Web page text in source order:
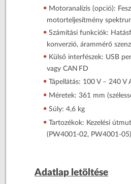
Motoranalízis (opció):
motorteljesítmény
Számítási funkciók:
konverzió, árammérő
Külső interfészek: USB
vagy CAN FD
Tápellátás: 100 V – 240 V
Méretek: 361 mm
Súly: 4,6 kg
Tartozékok: Kezelési
(PW4001‑02,
Adatlap letöltése